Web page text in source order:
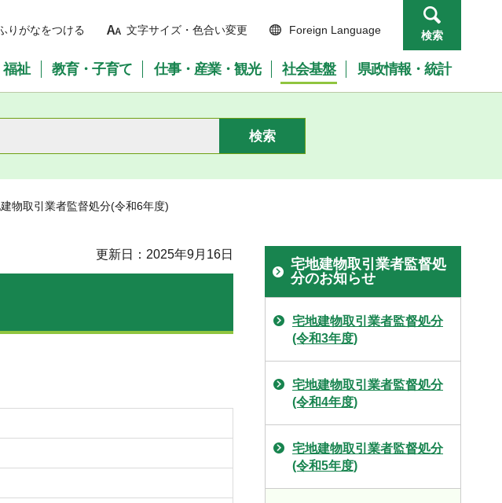
りがなをつける 文字サイズ・色合い変更 Foreign Language 検索
福祉 教育・子育て 仕事・産業・観光 社会基盤 県政情報・統計
物取引業者監督処分(令和6年度)
更新日：2025年9月16日
宅地建物取引業者監督処
分のお知らせ
宅地建物取引業者監督処分
(令和3年度)
宅地建物取引業者監督処分
(令和4年度)
宅地建物取引業者監督処分
(令和5年度)